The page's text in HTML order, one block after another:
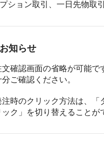
ション取引、一日先物取
お知らせ
文確認画面の省略が可能で
分ご確認ください。
注時のクリック方法は、「
ック」を切り替えることが